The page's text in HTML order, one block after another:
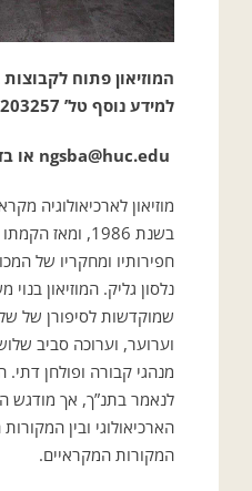
המוזיאון פתוח
למידע נוסף טל’ 02-6203257
מוזיאון לארכיאולוגיה
בשנת 1986,
חפירותיו ומחקריו של
נלסון גליק. המוזיאון
שמוקדשות לסיפורן של
וערוער, וערוכה סביב
מנהגי קבורה ופולחן דתי.
לנאמר בתנ”ך, אך מודגש
הארכיאולוגי ובין
המקורות המקראיים.